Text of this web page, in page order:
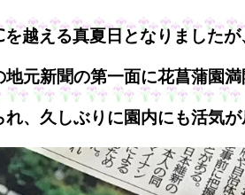
越える真夏日となりました
元新聞の第一面に花菖蒲園
、久しぶりに園内にも活気が